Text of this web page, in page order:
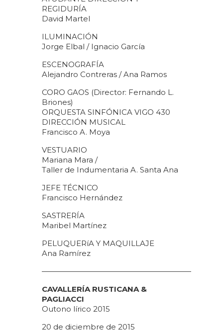
REGIDURÍA
David Martel
ILUMINACIÓN
Jorge Elbal / Ignacio García
ESCENOGRAFÍA
Alejandro Contreras / Ana Ramos
CORO GAOS (Director: Fernando L.
Briones)
ORQUESTA SINFÓNICA VIGO 430
DIRECCIÓN MUSICAL
Francisco A. Moya
VESTUARIO
Mariana Mara /
Taller de Indumentaria A. Santa Ana
JEFE TÉCNICO
Francisco Hernández
SASTRERÍA
Maribel Martínez
PELUQUERíA Y MAQUILLAJE
Ana Ramírez
————————————————————
CAVALLERÍA RUSTICANA &
PAGLIACCI
Outono lírico 2015
20 de diciembre de 2015